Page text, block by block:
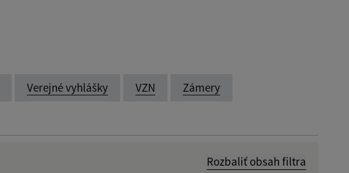
Verejné vyhlášky VZN Zámery
Rozbaliť obsah filtra